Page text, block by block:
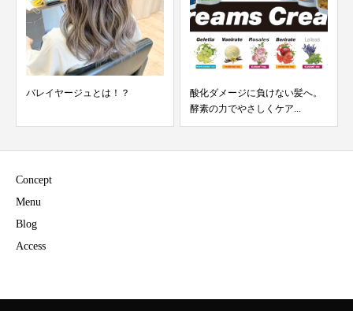
バレイヤージュとは！？
酸化ダメージに負けない髪へ。
酵素の力でやさしくケア...
Concept
Menu
Blog
Access